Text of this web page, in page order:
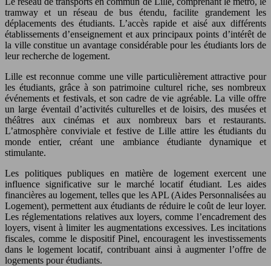
tramway et un réseau de bus étendu, facilite grandement les
déplacements des étudiants. L’accès rapide et aisé aux différents
établissements d’enseignement et aux principaux points d’intérêt de
la ville constitue un avantage considérable pour les étudiants lors de
leur recherche de logement.
Lille est reconnue comme une ville particulièrement attractive pour
les étudiants, grâce à son patrimoine culturel riche, ses nombreux
événements et festivals, et son cadre de vie agréable. La ville offre
un large éventail d’activités culturelles et de loisirs, des musées et
théâtres aux cinémas et aux nombreux bars et restaurants.
L’atmosphère conviviale et festive de Lille attire les étudiants du
monde entier, créant une ambiance étudiante dynamique et
stimulante.
Les politiques publiques en matière de logement exercent une
influence significative sur le marché locatif étudiant. Les aides
financières au logement, telles que les APL (Aides Personnalisées au
Logement), permettent aux étudiants de réduire le coût de leur loyer.
Les réglementations relatives aux loyers, comme l’encadrement des
loyers, visent à limiter les augmentations excessives. Les incitations
fiscales, comme le dispositif Pinel, encouragent les investissements
dans le logement locatif, contribuant ainsi à augmenter l’offre de
logements pour étudiants.